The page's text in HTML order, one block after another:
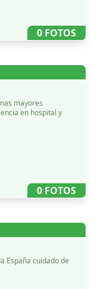
0 FOTOS
mayores
y
0 FOTOS
España cuidado de